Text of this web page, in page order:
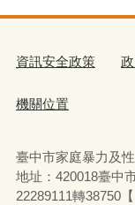
資訊安全政策
機關位置
臺中市家庭暴力及
地址：420018臺中
22289111轉38750【